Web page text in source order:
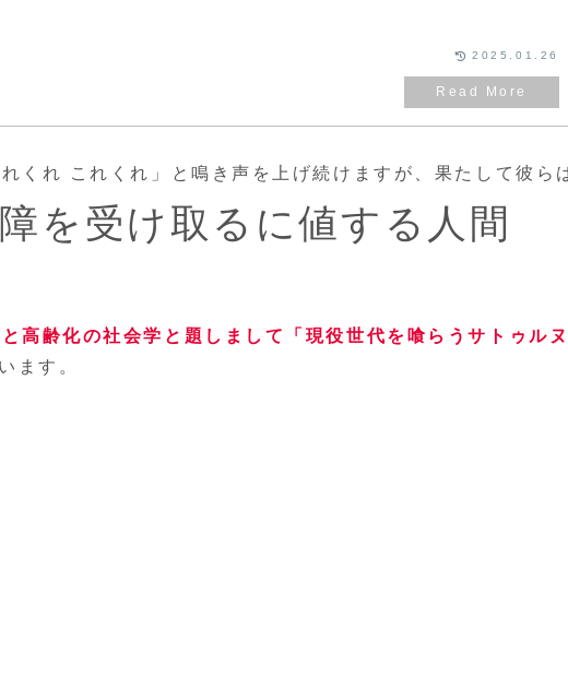
2025.01.26
くれ これくれ」と鳴き声を上げ続けますが、果たして彼ら
を受け取るに値する人間
高齢化の社会学と題しまして「現役世代を喰らうサトゥル
ます。